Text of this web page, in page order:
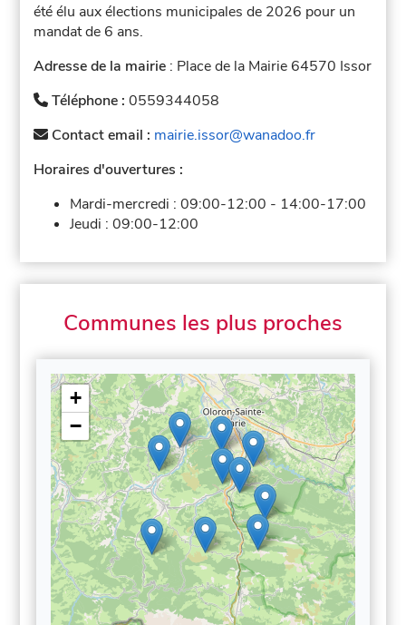
été élu aux élections municipales de 2026 pour un
mandat de 6 ans.
Adresse de la mairie : Place de la Mairie 64570 Issor
Téléphone :0559344058
Contact email : mairie.issor@wanadoo.fr
Horaires d'ouvertures :
Mardi-mercredi :09:00-12:00 - 14:00-17:00
Jeudi :09:00-12:00
Communes les plus proches
+
−